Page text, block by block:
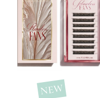
NEW